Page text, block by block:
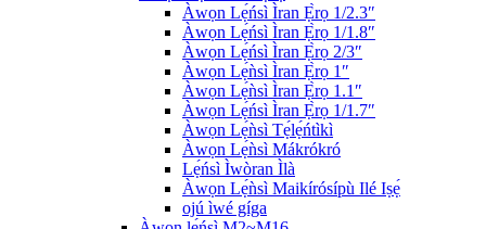
Àwọn Lẹ́ńsì Ìran Ẹ̀rọ 1/2.3″
Àwọn Lẹ́ńsì Ìran Ẹ̀rọ 1/1.8″
Àwọn Lẹ́ńsì Ìran Ẹ̀rọ 2/3″
Àwọn Lẹ́ǹsì Ìran Ẹ̀rọ 1″
Àwọn Lẹ́ǹsì Ìran Ẹ̀rọ 1.1″
Àwọn Lẹ́ńsì Ìran Ẹ̀rọ 1/1.7″
Àwọn Lẹ́ǹsì Tẹ́lẹ́ńtìkì
Àwọn Lẹ́ǹsì Mákrókró
Lẹ́ńsì Ìwòran Ìlà
Àwọn Lẹ́ǹsì Maikírósípù Ilé Iṣẹ́
ojú ìwé gíga